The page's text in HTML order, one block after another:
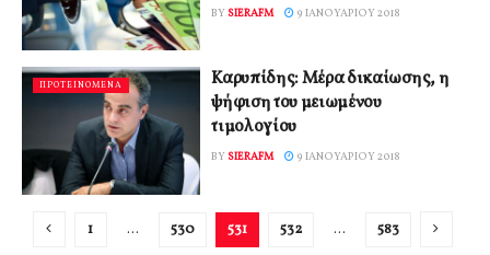
BY SIERAFM 9 ΙΑΝΟΥΑΡΊΟΥ 2018
ΠΡΟΤΕΙΝΟΜΕΝΑ
Καρυπίδης: Μέρα δικαίωσης, η
ψήφιση του μειωμένου
τιμολογίου
BY SIERAFM 9 ΙΑΝΟΥΑΡΊΟΥ 2018
1 … 530 531 532 … 583